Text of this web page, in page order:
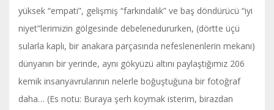
yüksek “empati”, gelişmiş “farkındalık” ve baş döndürücü “iyi
niyet”lerimizin gölgesinde debelenedururken, (dörtte üçü
sularla kaplı, bir anakara parçasında nefeslenenlerin mekanı)
dünyanın bir yerinde, aynı gökyüzü altını paylaştığımız 206
kemik insanyavrularının nelerle boğuştuğuna bir fotoğraf
daha… (Es notu: Buraya şerh koymak isterim, birazdan